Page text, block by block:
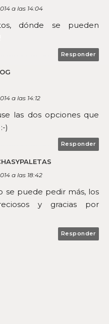
a las 14:04
dónde se pueden
Responder
a las 14:12
las dos opciones que
)
Responder
a las 18:42
se puede pedir más, los
y gracias por
Responder